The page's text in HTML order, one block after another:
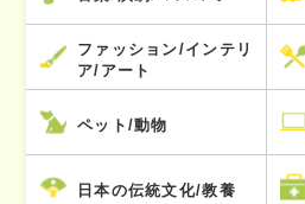
ファッション/インテリ
ア/アート
ペット/動物
日本の伝統文化/教養